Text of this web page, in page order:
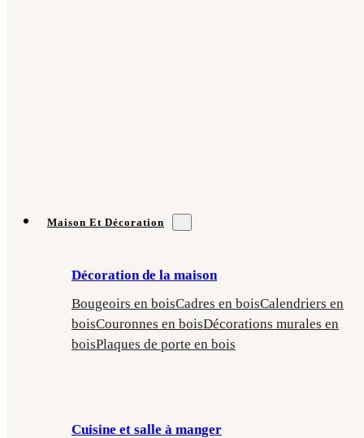
Maison Et Décoration
Décoration de la maison
Bougeoirs en boisCadres en boisCalendriers en
boisCouronnes en boisDécorations murales en
boisPlaques de porte en bois
Cuisine et salle à manger